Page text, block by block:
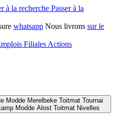
à la recherche Passer à la
whatsapp Nous livrons sur le
Filiales Actions
Modde Merelbeke Toitmat Tournai
Modde Alost Toitmat Nivelles